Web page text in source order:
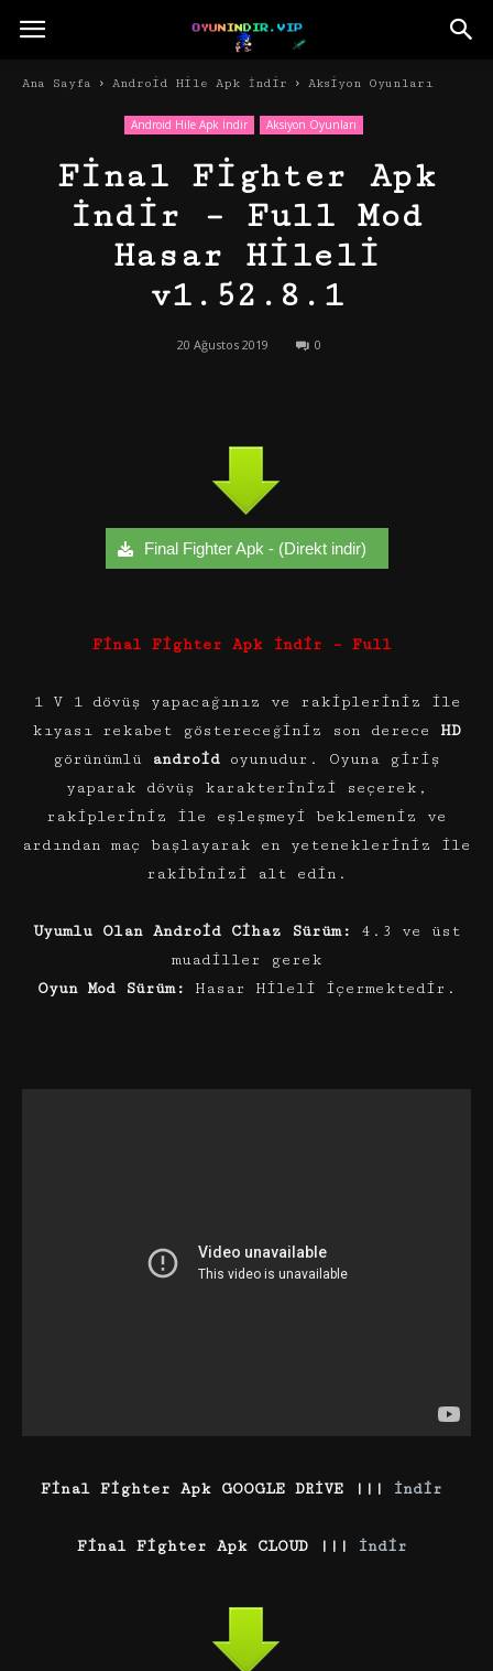
Ana Sayfa Android Hile Apk İndir Aksiyon Oyunları
Android Hile Apk İndir Aksiyon Oyunları
Final Fighter Apk
İndir – Full Mod
Hasar Hileli
v1.52.8.1
20 Ağustos 2019 0
Final Fighter Apk - (Direkt indir)
Final Fighter Apk İndir – Full
1 V 1 dövüş yapacağınız ve rakipleriniz ile
kıyası rekabet göstereceğiniz son derece HD
görünümlü android oyunudur. Oyuna giriş
yaparak dövüş karakterinizi seçerek,
rakipleriniz ile eşleşmeyi beklemeniz ve
ardından maç başlayarak en yetenekleriniz ile
rakibinizi alt edin.
Uyumlu Olan Android Cihaz Sürüm: 4.3 ve üst
muadiller gerek
Oyun Mod Sürüm: Hasar Hileli içermektedir.
Final Fighter Apk GOOGLE DRİVE ||| İndir
Final Fighter Apk CLOUD ||| İndir